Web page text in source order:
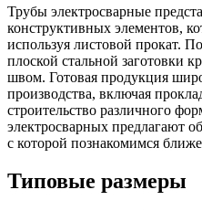
Трубы электросварные
конструктивных элементов,
используя листовой прокат.
плоской стальной заготовки
швом. Готовая продукция
производства, включая
строительство различного
электросварных предлагают
с которой познакомимся
Типовые размеры